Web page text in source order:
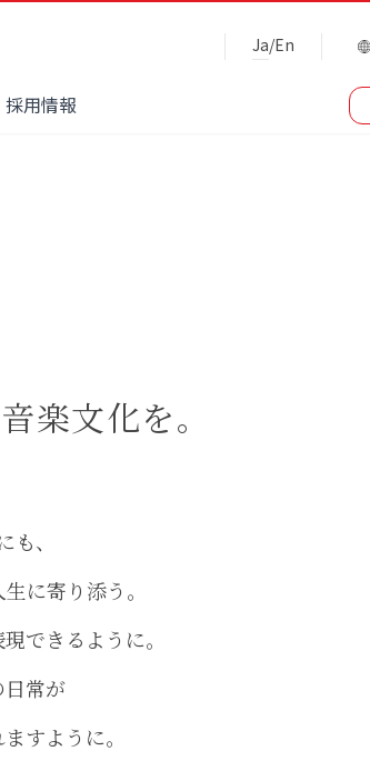
Ja/En
採用情報
音楽文化を。
、
に寄り添う。
できるように。
日常が
すように。